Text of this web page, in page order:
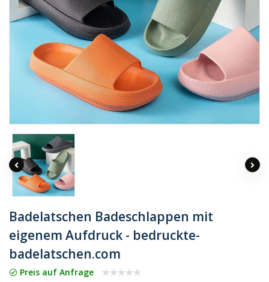
Badelatschen Badeschlappen mit
eigenem Aufdruck - bedruckte-
badelatschen.com
Preis auf Anfrage